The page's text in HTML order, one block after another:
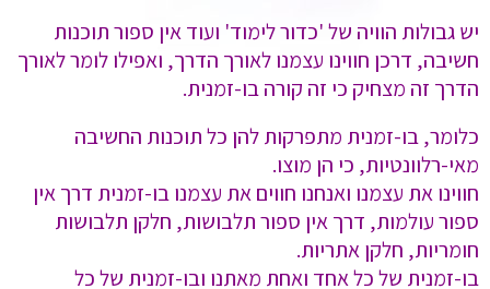
יש גבולות הוויה של 'כדור לימוד' ועוד אין ספור תוכנות
חשיבה, דרכן חווינו עצמנו לאורך הדרך, ואפילו לומר לאורך
הדרך זה מצחיק כי זה קורה בו-זמנית.
כלומר, בו-זמנית מתפרקות להן כל תוכנות החשיבה
מאי-רלוונטיות, כי הן מוצו.
חווינו את עצמנו ואנחנו חווים את עצמנו בו-זמנית דרך אין
ספור עולמות, דרך אין ספור תלבושות, חלקן תלבושות
חומריות, חלקן אתריות.
בו-זמנית של כל אחד ואחת מאתנו ובו-זמנית של כל